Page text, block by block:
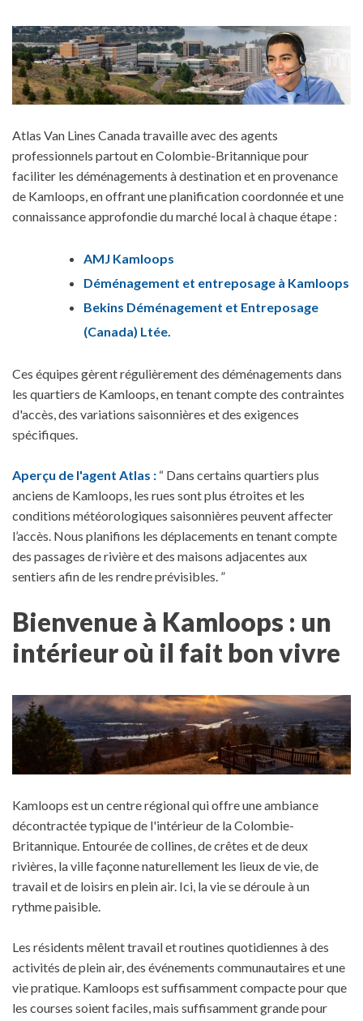
Atlas Van Lines Canada travaille avec des agents
professionnels partout en Colombie-Britannique pour
faciliter les déménagements à destination et en provenance
de Kamloops, en offrant une planification coordonnée et une
connaissance approfondie du marché local à chaque étape :
AMJ Kamloops
Déménagement et entreposage à Kamloops
Bekins Déménagement et Entreposage
(Canada) Ltée.
Ces équipes gèrent régulièrement des déménagements dans
les quartiers de Kamloops, en tenant compte des contraintes
d'accès, des variations saisonnières et des exigences
spécifiques.
Aperçu de l'agent Atlas : “ Dans certains quartiers plus
anciens de Kamloops, les rues sont plus étroites et les
conditions météorologiques saisonnières peuvent affecter
l’accès. Nous planifions les déplacements en tenant compte
des passages de rivière et des maisons adjacentes aux
sentiers afin de les rendre prévisibles. ”
Bienvenue à Kamloops : un
intérieur où il fait bon vivre
Kamloops est un centre régional qui offre une ambiance
décontractée typique de l'intérieur de la Colombie-
Britannique. Entourée de collines, de crêtes et de deux
rivières, la ville façonne naturellement les lieux de vie, de
travail et de loisirs en plein air. Ici, la vie se déroule à un
rythme paisible.
Les résidents mêlent travail et routines quotidiennes à des
activités de plein air, des événements communautaires et une
vie pratique. Kamloops est suffisamment compacte pour que
les courses soient faciles, mais suffisamment grande pour